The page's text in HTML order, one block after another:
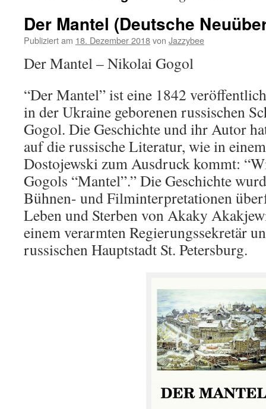
Der Mantel (Deutsche
Publiziert am 18. Dezember 2018von Jazzybee
Der Mantel – Nikolai Gogol
“Der Mantel” ist eine 1842
in der Ukraine geborenen russischen
Gogol. Die Geschichte und ihr Autor
auf die russische Literatur, wie in
Dostojewski zum Ausdruck kommt:
Gogols “Mantel”.” Die Geschichte
Bühnen- und Filminterpretationen
Leben und Sterben von Akaky
einem verarmten Regierungssekretär
russischen Hauptstadt St. Petersburg.